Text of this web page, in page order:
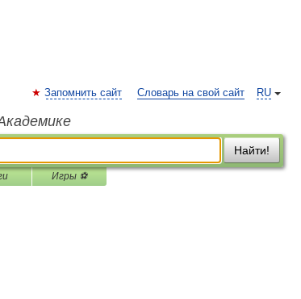
RU
Запомнить сайт Словарь на свой сайт
Найти!
Игры ⚽